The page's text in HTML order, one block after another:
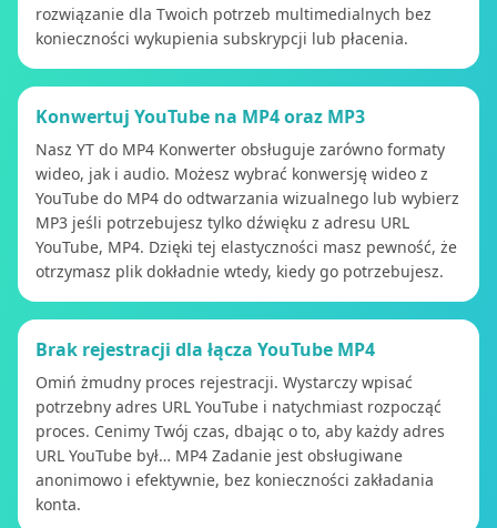
rozwiązanie dla Twoich potrzeb multimedialnych bez
konieczności wykupienia subskrypcji lub płacenia.
Konwertuj YouTube na MP4 oraz MP3
Nasz YT do MP4 Konwerter obsługuje zarówno formaty
wideo, jak i audio. Możesz wybrać konwersję wideo z
YouTube do MP4 do odtwarzania wizualnego lub wybierz
MP3 jeśli potrzebujesz tylko dźwięku z adresu URL
YouTube, MP4. Dzięki tej elastyczności masz pewność, że
otrzymasz plik dokładnie wtedy, kiedy go potrzebujesz.
Brak rejestracji dla łącza YouTube MP4
Omiń żmudny proces rejestracji. Wystarczy wpisać
potrzebny adres URL YouTube i natychmiast rozpocząć
proces. Cenimy Twój czas, dbając o to, aby każdy adres
URL YouTube był… MP4 Zadanie jest obsługiwane
anonimowo i efektywnie, bez konieczności zakładania
konta.